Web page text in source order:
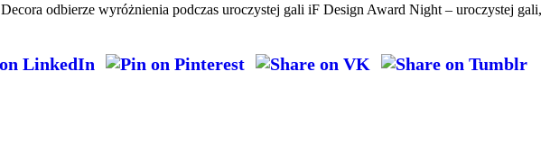
Decora odbierze wyróżnienia podczas uroczystej gali iF Design Award Night – uroczystej gali,